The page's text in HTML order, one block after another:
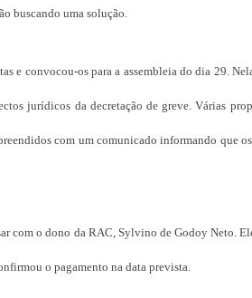
buscando uma solução.
e convocou-os para a assembleia do dia 29.
jurídicos da decretação de greve. Várias
com um comunicado informando que
com o dono da RAC, Sylvino de Godoy Neto.
o pagamento na data prevista.